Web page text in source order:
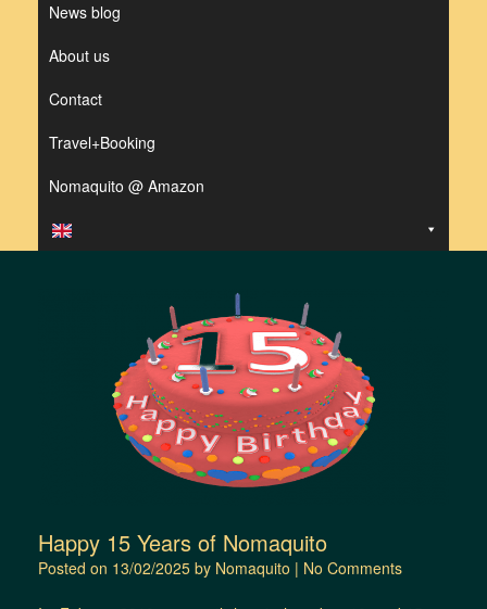
News blog
About us
Contact
Travel+Booking
Nomaquito @ Amazon
Happy 15 Years of Nomaquito
Posted on 13/02/2025 by Nomaquito | No Comments